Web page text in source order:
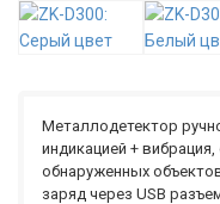
Металлодетектор
индикацией +
обнаруженных
заряд через USB